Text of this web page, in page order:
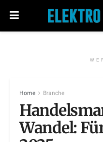
Home Branche
Wandel: